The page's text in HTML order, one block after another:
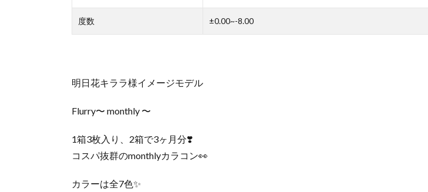
度数 ±0.00~-8.00
明日花キララ様イメージモデル
Flurry〜 monthly 〜
1箱3枚入り、2箱で3ヶ月分❣️
コスパ抜群のmonthlyカラコン👀
カラーは全7色✨️